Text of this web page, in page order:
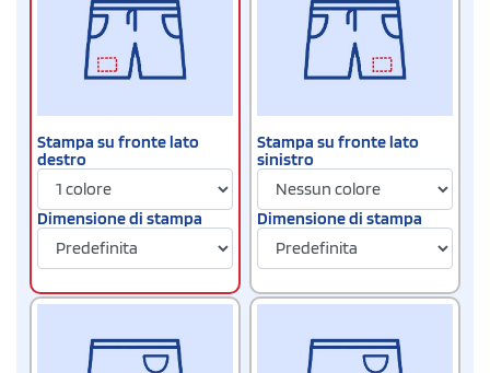
Stampa su fronte lato
destro
Dimensione di stampa
Stampa su fronte lato
sinistro
Dimensione di stampa